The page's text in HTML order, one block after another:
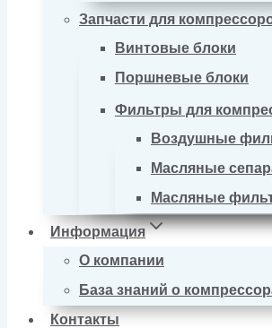
Запчасти для
Винтовые блоки
Поршневые блоки
Фильтры для
Воздушные
Масляные
Масляные
Информация
О компании
База знаний о
Контакты